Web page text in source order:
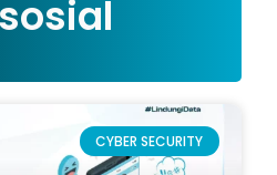
CYBER SECURITY